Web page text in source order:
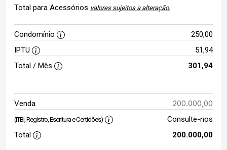
Total para Acessórios valores sujeitos a alteração.
Condomínio
250,00
IPTU
51,94
Total / Mês
301,94
Venda 200.000,00
(ITBI, Registro, Escritura e Certidões)
Consulte-nos
Total
200.000,00